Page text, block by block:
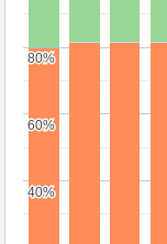
40%
40%
60%
60%
80%
80%